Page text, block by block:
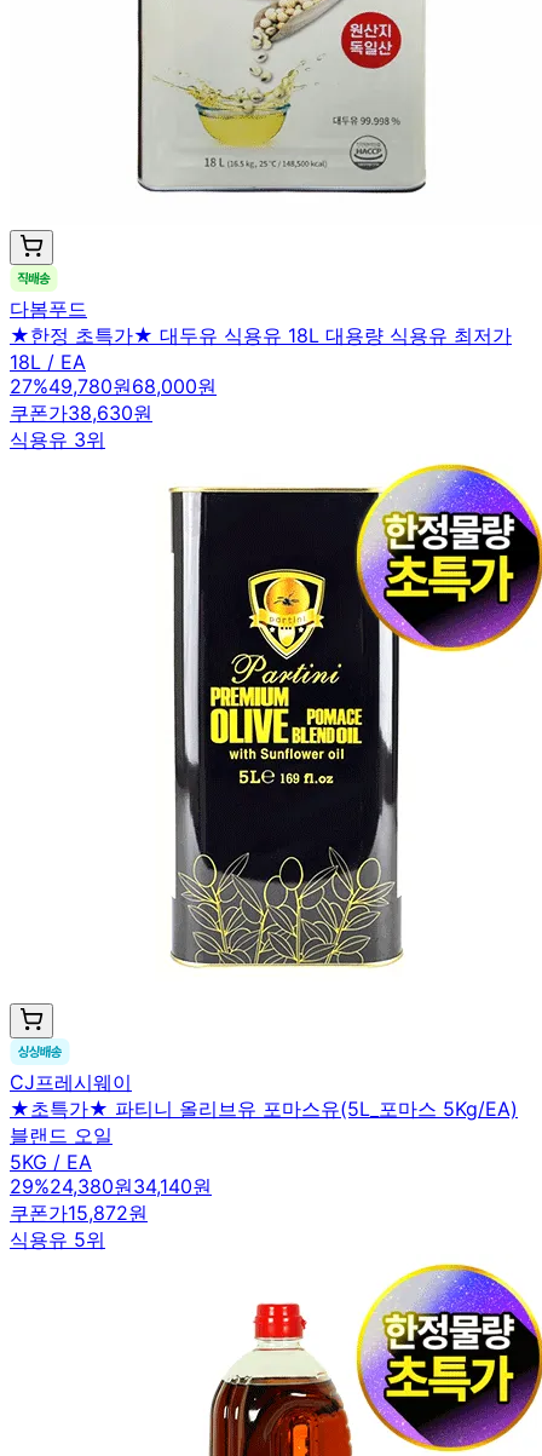
다봄푸드
★한정 초특가★ 대두유 식용유 18L 대용량 식용유 최저가
18L / EA
27%49,780원68,000원
쿠폰가38,630원
식용유 3위
CJ프레시웨이
★초특가★ 파티니 올리브유 포마스유(5L_포마스 5Kg/EA)
블랜드 오일
5KG / EA
29%24,380원34,140원
쿠폰가15,872원
식용유 5위